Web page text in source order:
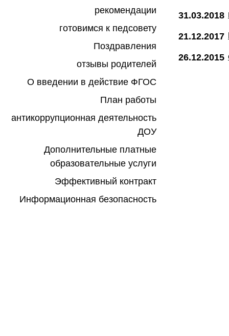
рекомендации
готовимся к педсовету
Поздравления
отзывы родителей
О введении в действие ФГОС
План работы
антикоррупционная деятельность
ДОУ
Дополнительные платные
образовательные услуги
Эффективный контракт
Информационная безопасность
31.03.2018
21.12.2017
26.12.2015